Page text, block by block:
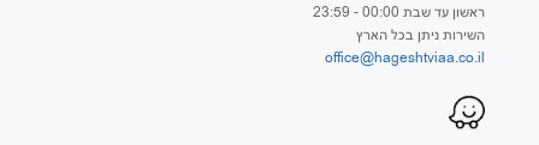
ראשון עד שבת 00:00 - 23:59
השירות ניתן בכל הארץ
office@hageshtviaa.co.il